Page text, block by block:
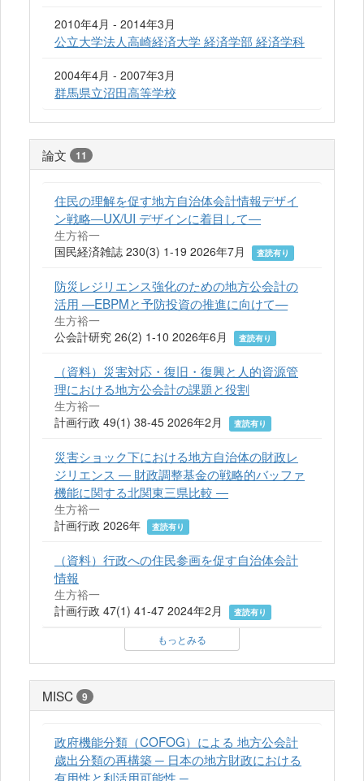
2010年4月 - 2014年3月
公立大学法人高崎経済大学 経済学部 経済学科
2004年4月 - 2007年3月
群馬県立沼田高等学校
論文 11
住民の理解を促す地方自治体会計情報デザイ
ン戦略―UX/UI デザインに着目して―
生方裕一
国民経済雑誌 230(3) 1-19 2026年7月
査読有り
防災レジリエンス強化のための地方公会計の
活用 —EBPMと予防投資の推進に向けて—
生方裕一
公会計研究 26(2) 1-10 2026年6月
査読有り
（資料）災害対応・復旧・復興と人的資源管
理における地方公会計の課題と役割
生方裕一
計画行政 49(1) 38-45 2026年2月
査読有り
災害ショック下における地方自治体の財政レ
ジリエンス ― 財政調整基金の戦略的バッファ
機能に関する北関東三県比較 ―
生方裕一
計画行政 2026年
査読有り
（資料）行政への住民参画を促す自治体会計
情報
生方裕一
計画行政 47(1) 41-47 2024年2月
査読有り
もっとみる
MISC 9
政府機能分類（COFOG）による 地方公会計
歳出分類の再構築 ─ 日本の地方財政における
有用性と利活用可能性 ─